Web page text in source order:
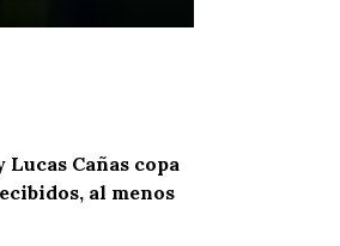
Cañas copa
al menos